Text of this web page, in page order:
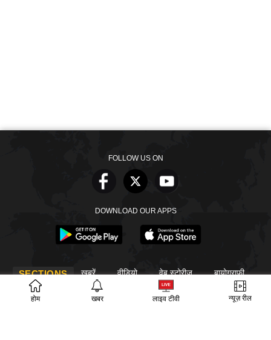
होम खबर लाइव टीवी न्यूज़ रील
FOLLOW US ON
DOWNLOAD OUR APPS
SECTIONS खबरें वीडियो वेब स्टोरीज बायोग्राफी
ईपेपर गूगल समाचार